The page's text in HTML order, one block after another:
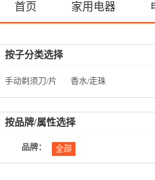
首页 家用电器
按子分类选择
手动剃须刀/片 香水/走珠
按品牌/属性选择
品牌： 全部